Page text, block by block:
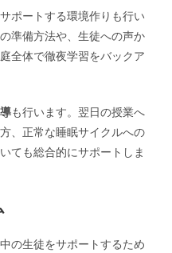
ポートする環境作りも行い
準備方法や、生徒への声か
全体で徹夜学習をバックア
も行います。翌日の授業へ
、正常な睡眠サイクルへの
ても総合的にサポートしま
の生徒をサポートするため